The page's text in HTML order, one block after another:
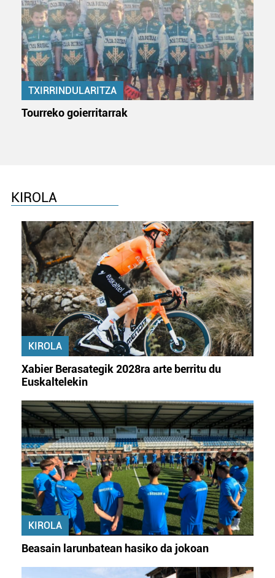
TXIRRINDULARITZA
Tourreko goierritarrak
KIROLA
KIROLA
Xabier Berasategik 2028ra arte berritu du
Euskaltelekin
KIROLA
Beasain larunbatean hasiko da jokoan